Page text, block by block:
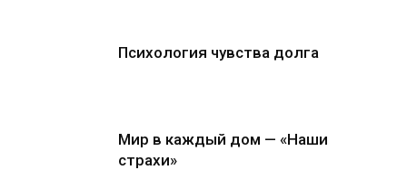
Психология чувства долга
Мир в каждый дом — «Наши
страхи»